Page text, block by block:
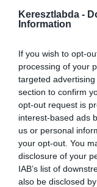
Keresztlabda -
Information
If you wish to opt-
processing of your
targeted
section to confirm
opt-out request is
interest-based ads
us or personal
your opt-out. You
disclosure of your
IAB’s list of
also be disclosed
“A klub szeretné
A korábbi Juventus
segített megmenteni
Az Atalanta elleni
azonban nem volt
Az Udinese a
legutóbbi 10
A korábbi Milan